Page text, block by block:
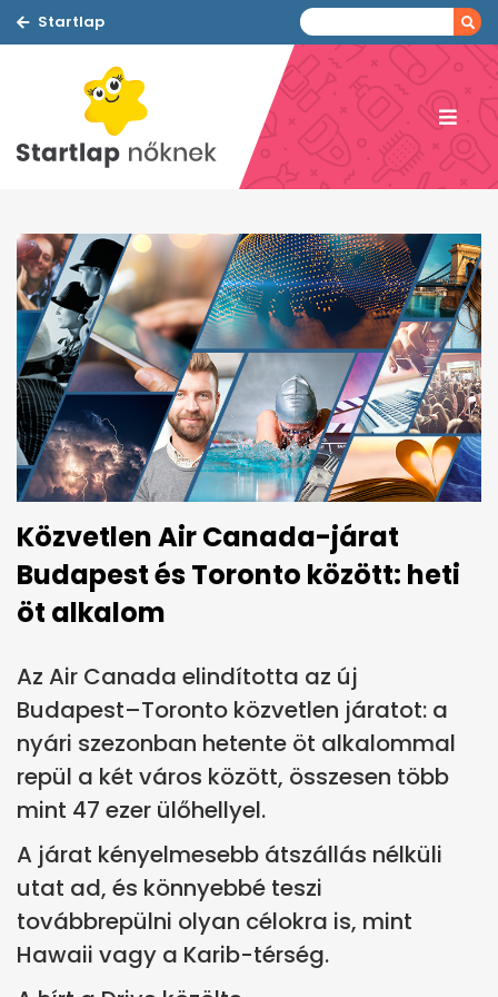
Startlap
Közvetlen Air Canada-járat
Budapest és Toronto között: heti
öt alkalom
Az Air Canada elindította az új
Budapest–Toronto közvetlen járatot: a
nyári szezonban hetente öt alkalommal
repül a két város között, összesen több
mint 47 ezer ülőhellyel.
A járat kényelmesebb átszállás nélküli
utat ad, és könnyebbé teszi
továbbrepülni olyan célokra is, mint
Hawaii vagy a Karib-térség.